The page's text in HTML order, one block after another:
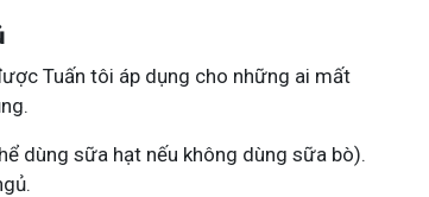
Tuấn tôi áp dụng cho những ai mất
dùng sữa hạt nếu không dùng sữa bò).